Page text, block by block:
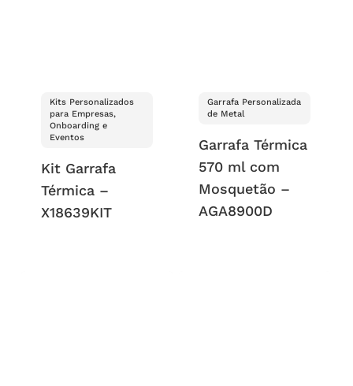
Kits Personalizados
para Empresas,
Onboarding e
Eventos
Kit Garrafa
Térmica –
X18639KIT
Garrafa Personalizada
de Metal
Garrafa Térmica
570 ml com
Mosquetão –
AGA8900D